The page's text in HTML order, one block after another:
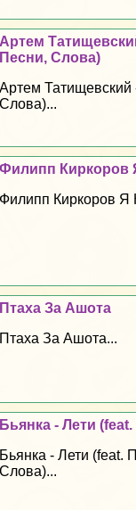
Артем
Песни, Слова)
Артем Татищевский
Слова)...
Филипп Киркоров
Филипп Киркоров Я
Птаха За Ашота
Птаха За Ашота...
Бьянка - Лети
Бьянка - Лети (feat.
Слова)...